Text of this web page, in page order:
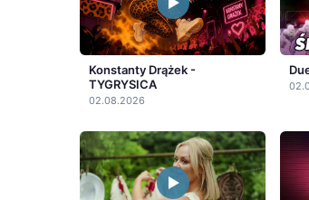
Konstanty Drążek -
TYGRYSICA
02.08.2026